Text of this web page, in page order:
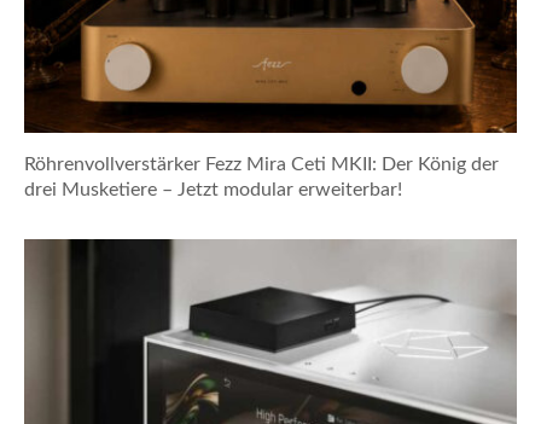
Röhrenvollverstärker Fezz Mira Ceti MKII: Der König der
drei Musketiere – Jetzt modular erweiterbar!